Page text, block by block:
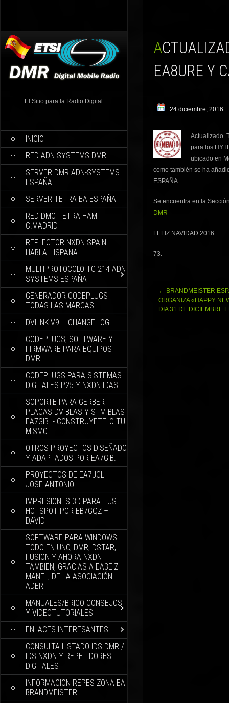
El Sitio para la Radio Digital
INICIO
RED ADN SYSTEMS DMR
SERVER DMR ADN-SYSTEMS
ESPAÑA
SERVER TETRA-EA ESPAÑA
RED DMO TETRA-HAM
C.MADRID
REFLECTOR NXDN SPAIN –
HABLA HISPANA
MULTIPROTOCOLO TG 214 ADN
SYSTEMS ESPAÑA
GENERADOR CODEPLUGS
TODAS LAS MARCAS
DVLINK V9 – CHANGE LOG
CODEPLUGS, SOFTWARE Y
FIRMWARE PARA EQUIPOS
DMR
CODEPLUGS PARA SISTEMAS
DIGITALES P25 Y NXDN-IDAS.
SOPORTE PARA GERBER
PLACAS DV-BLAS Y STM-BLAS
EA7GIB .- CONSTRUYETELO TU
MISMO.
OTROS PROYECTOS DISEÑADO
Y ADAPTADOS POR EA7GIB.
PROYECTOS DE EA7JCL –
JOSE ANTONIO
IMPRESIONES 3D PARA TUS
HOTSPOT POR EB7GQZ –
DAVID
SOFTWARE PARA WINDOWS
TODO EN UNO, DMR, DSTAR,
FUSION Y AHORA NXDN
TAMBIEN, GRACIAS A EA3EIZ
MANEL, DE LA ASOCIACIÓN
ADER
MANUALES/BRICO-CONSEJOS
Y VIDEOTUTORIALES
ENLACES INTERESANTES
CONSULTA LISTADO IDS DMR /
IDS NXDN Y REPETIDORES
DIGITALES
INFORMACION REPES ZONA EA
BRANDMEISTER
ACTUALIZADOS TODOS CODEPLUGS HYTERA, AÑADIDO
EA8URE Y
24 diciembre, 2016
Actualizado
para los
ubicado en
como también se ha
ESPAÑA.
Se encuentra en la
DMR
FELIZ NAVIDAD 2016.
73.
Navegación
de
entradas
← BRANDMEISTER
ORGANIZA «HAPPY
DIA 31 DE DICIEMBRE